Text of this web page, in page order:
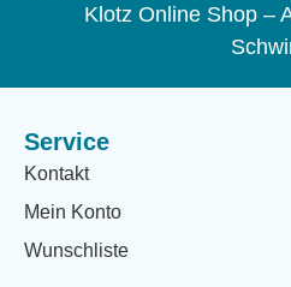
Klotz Online Shop –
Service
Kontakt
Mein Konto
Wunschliste